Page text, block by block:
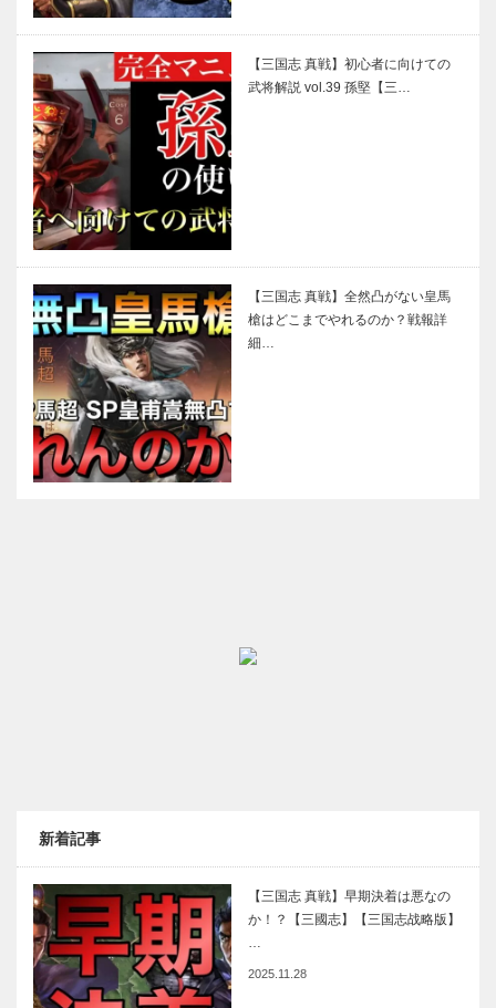
【三国志 真戦】初心者に向けての
武将解説 vol.39 孫堅【三…
【三国志 真戦】全然凸がない皇馬
槍はどこまでやれるのか？戦報詳
細…
新着記事
【三国志 真戦】早期決着は悪なの
か！？【三國志】【三国志战略版】
…
2025.11.28